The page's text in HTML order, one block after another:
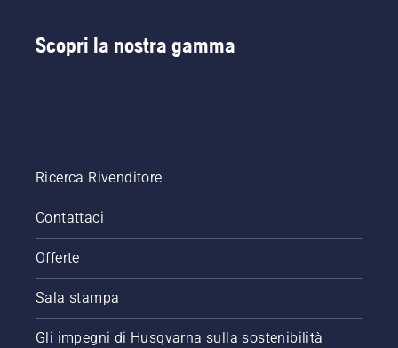
Scopri la nostra gamma
Ricerca Rivenditore
Contattaci
Offerte
Sala stampa
Gli impegni di Husqvarna sulla sostenibilità